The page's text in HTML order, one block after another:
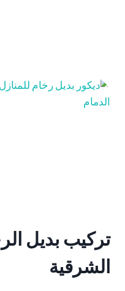
تركيب بديل
الشرقية